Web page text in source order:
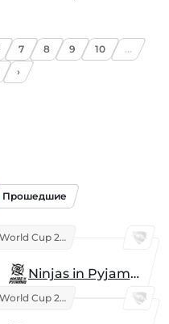
7 8 9 10
...
›
Прошедшие
Esports World Cup 2026
Ninjas in Pyjamas
Esports World Cup 2026